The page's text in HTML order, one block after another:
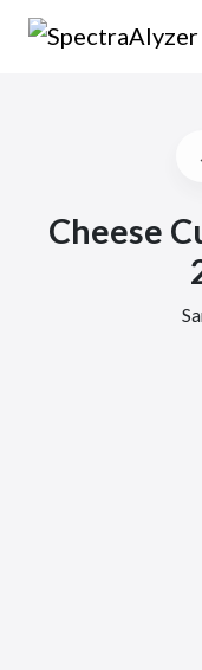
Saltar al contenido
Navegación
Cheese